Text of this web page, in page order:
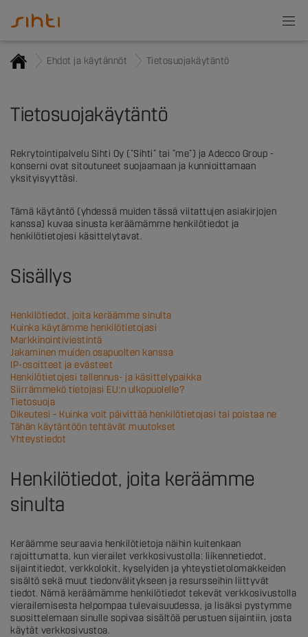
Ehdot ja käytännöt Tietosuojakäytäntö
Tietosuojakäytäntö
Rekrytointipalvelu Sihti Oy (”Sihti” tai ”me”) ja Adecco Group -
konserni ovat sitoutuneet suojaamaan ja kunnioittamaan
yksityisyyttäsi.
Tämä käytäntö (yhdessä muiden tässä viitattujen asiakirjojen
kanssa) kuvaa sinusta keräämämme henkilötiedot ja
henkilötietojesi käsittelytavat.
Sisällys
Henkilötiedot, joita keräämme sinulta
Kuinka käytämme henkilötietojasi
Markkinointiviestintä
Jakaminen muiden osapuolten kanssa
IP-osoitteet ja evästeet
Henkilötietojesi tallennus- ja käsittelypaikka
Siirrämmekö tietojasi EU:n ulkopuolelle?
Tietosuoja
Oikeutesi – Kuinka voit päivittää henkilötietojasi tai poistaa ne
Tähän käytäntöön tehtävät muutokset
Yhteystiedot
Henkilötiedot, joita keräämme
sinulta
Keräämme seuraavia henkilötietoja näihin kuitenkaan
rajoittumatta, kun vierailet verkkosivustolla: liikennetiedot,
sijaintitiedot, verkkolokit, kyselyiden ja yhteystietolomakkeiden
sisältö sekä muut tiedonvälitykseen ja resursseihin liittyvät
tiedot. Nämä keräämämme henkilötiedot tekevät verkkosivustolla
vierailemisesta helpompaa tulevaisuudessa, ja lisäksi pystymme
suosittelemaan sinulle sopivaa sisältöä perustuen sijaintiin, josta
käytät verkkosivustoa.